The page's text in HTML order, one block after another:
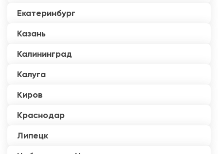
Екатеринбург
Казань
Калининград
Калуга
Киров
Краснодар
Липецк